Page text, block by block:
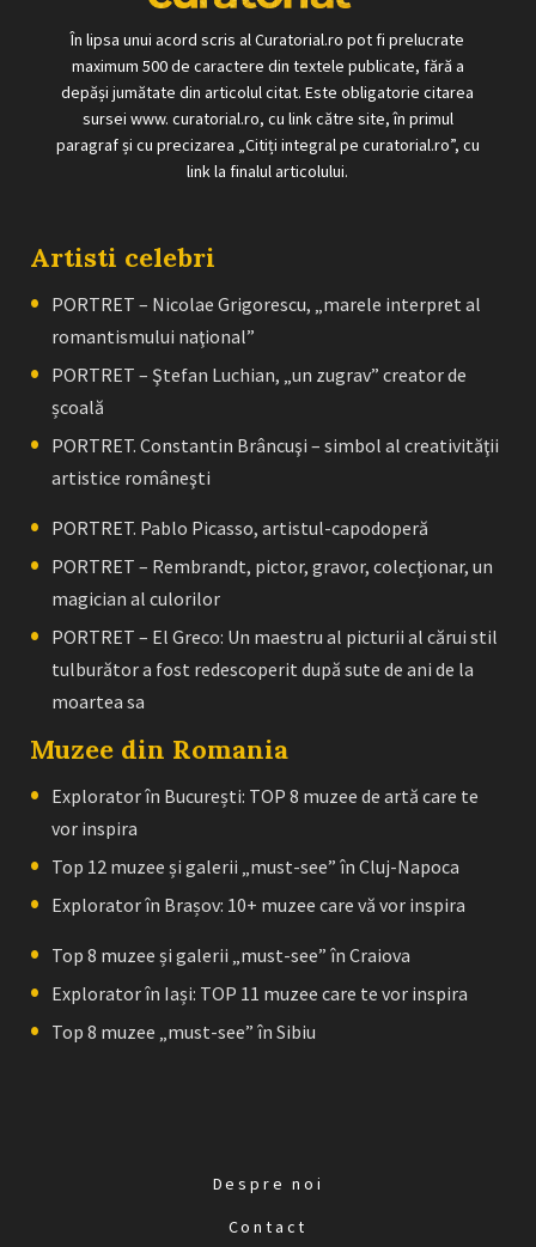
În lipsa unui acord scris al Curatorial.ro pot fi prelucrate
maximum 500 de caractere din textele publicate, fără a
depăși jumătate din articolul citat. Este obligatorie citarea
sursei www. curatorial.ro, cu link către site, în primul
paragraf și cu precizarea „Citiți integral pe curatorial.ro”, cu
link la finalul articolului.
Artisti celebri
PORTRET – Nicolae Grigorescu, „marele interpret al
romantismului naţional”
PORTRET – Ştefan Luchian, „un zugrav” creator de
școală
PORTRET. Constantin Brâncuşi – simbol al creativităţii
artistice româneşti
PORTRET. Pablo Picasso, artistul-capodoperă
PORTRET – Rembrandt, pictor, gravor, colecţionar, un
magician al culorilor
PORTRET – El Greco: Un maestru al picturii al cărui stil
tulburător a fost redescoperit după sute de ani de la
moartea sa
Muzee din Romania
Explorator în București: TOP 8 muzee de artă care te
vor inspira
Top 12 muzee și galerii „must-see” în Cluj-Napoca
Explorator în Brașov: 10+ muzee care vă vor inspira
Top 8 muzee și galerii „must-see” în Craiova
Explorator în Iași: TOP 11 muzee care te vor inspira
Top 8 muzee „must-see” în Sibiu
Despre noi
Contact